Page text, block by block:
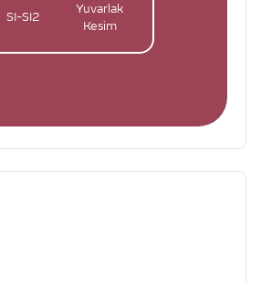
SI-SI2
Yuvarlak
Kesim